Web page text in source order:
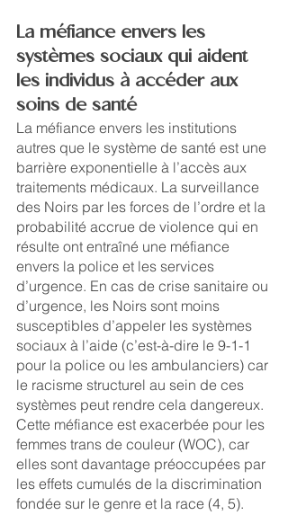
La méfiance envers les
systèmes sociaux qui aident
les individus à accéder aux
soins de santé
La méfiance envers les institutions
autres que le système de santé est une
barrière exponentielle à l’accès aux
traitements médicaux. La surveillance
des Noirs par les forces de l’ordre et la
probabilité accrue de violence qui en
résulte ont entraîné une méfiance
envers la police et les services
d’urgence. En cas de crise sanitaire ou
d’urgence, les Noirs sont moins
susceptibles d’appeler les systèmes
sociaux à l’aide (c’est-à-dire le 9-1-1
pour la police ou les ambulanciers) car
le racisme structurel au sein de ces
systèmes peut rendre cela dangereux.
Cette méfiance est exacerbée pour les
femmes trans de couleur (WOC), car
elles sont davantage préoccupées par
les effets cumulés de la discrimination
fondée sur le genre et la race (4, 5).